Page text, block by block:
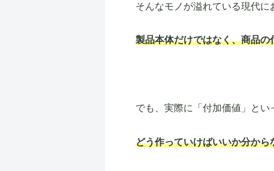
そんなモノが溢れている現代に
製品本体だけではなく、商品
でも、実際に「付加価値」とい
どう作っていけばいいか分か